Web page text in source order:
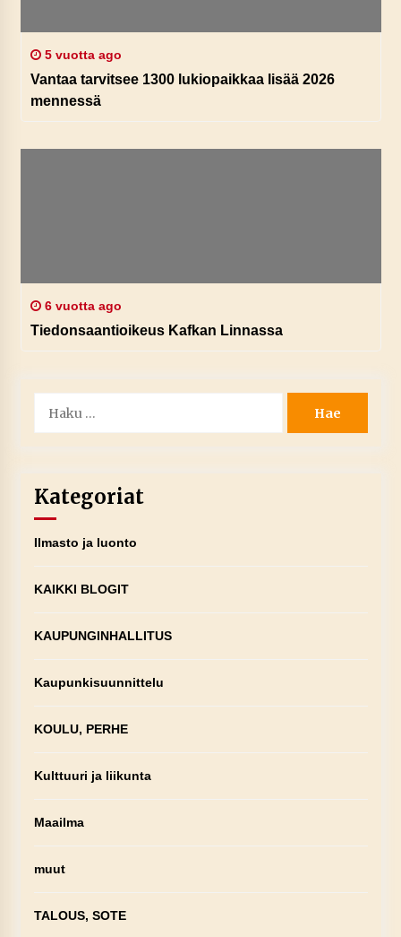
5 vuotta ago
Vantaa tarvitsee 1300 lukiopaikkaa lisää 2026
mennessä
6 vuotta ago
Tiedonsaantioikeus Kafkan Linnassa
Kategoriat
Ilmasto ja luonto
KAIKKI BLOGIT
KAUPUNGINHALLITUS
Kaupunkisuunnittelu
KOULU, PERHE
Kulttuuri ja liikunta
Maailma
muut
TALOUS, SOTE